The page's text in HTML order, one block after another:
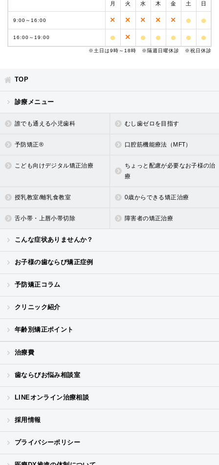
月 火 水 木 金 土 日
9:00～ 16:00 × × × × × ● ●
16:00～ 19:00 ● × ● ● ● ● ●
※土日は9時～18時 ※隔週日曜休診 ※祝日休診
TOP
診療メニュー
誰でも通える小児歯科 むし歯ゼロを目指す
予防矯正® 口腔筋機能療法（MFT）
こども向けデジタル矯正治療
ちょっと配慮が必要なお子様の治
療
授乳教室/離乳食教室 0歳からできる矯正治療
舌小帯・上唇小帯切除 障害者の矯正治療
こんな症状ありませんか？
お子様の歯ならび矯正症例
予防矯正コラム
クリニック紹介
年齢別矯正ポイント
治療費
歯ならびお悩み相談室
LINEオンライン治療相談
採用情報
プライバシーポリシー